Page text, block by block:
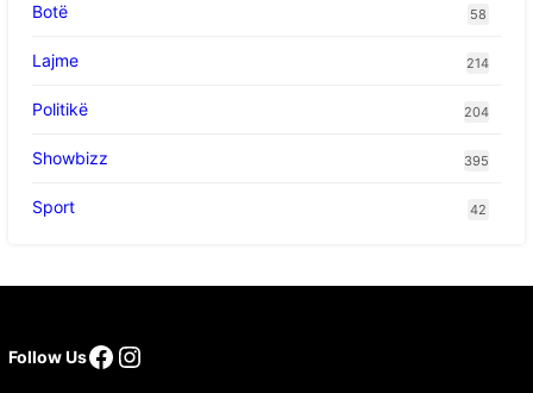
Botë
58
Lajme 214
Politikë 204
Showbizz 395
Sport 42
Follow Us